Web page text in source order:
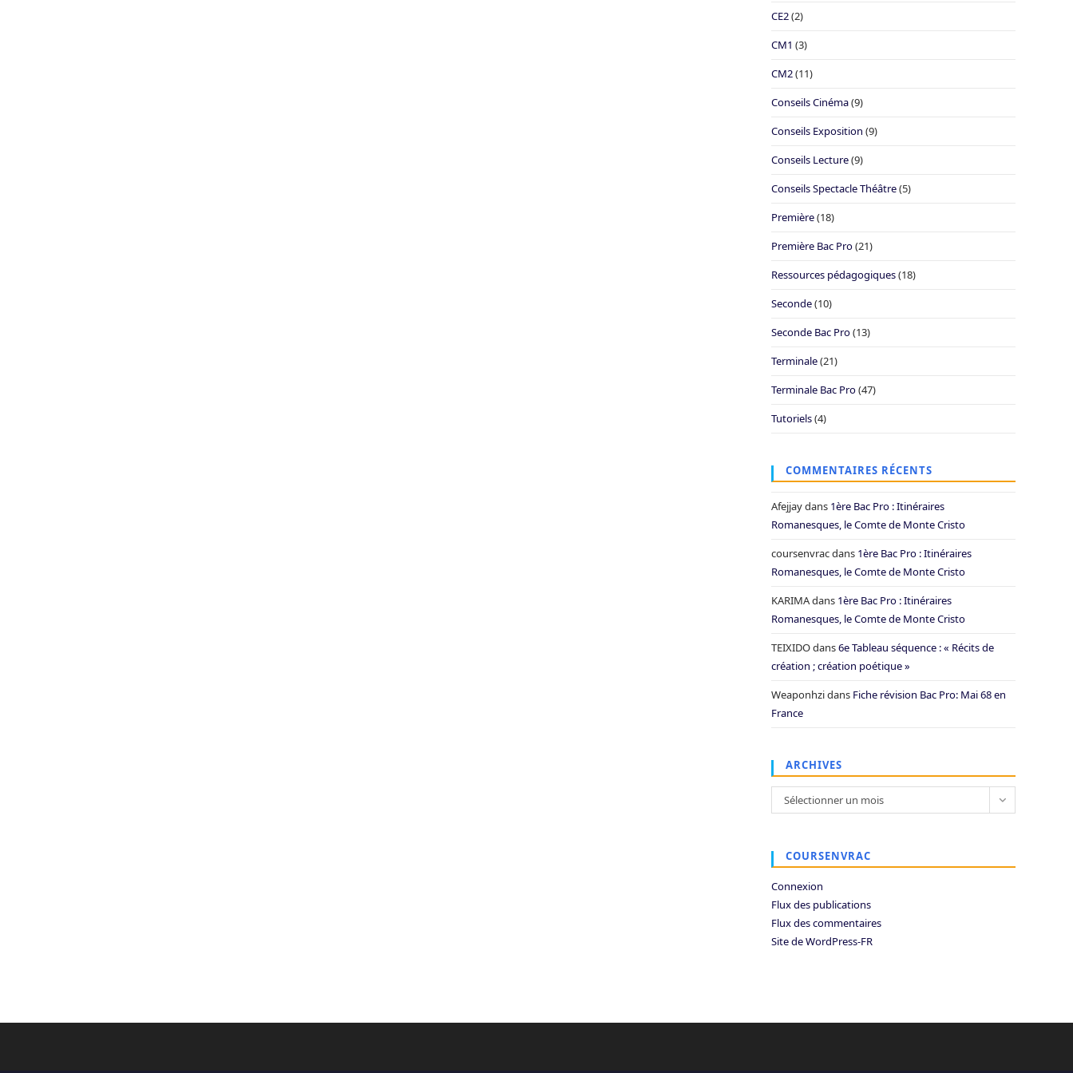
CE2(2)
CM1 (3)
CM2(11)
Conseils Cinéma(9)
Conseils Exposition (9)
Conseils Lecture(9)
Conseils Spectacle Théâtre(5)
Première(18)
Première Bac Pro(21)
Ressources pédagogiques(18)
Seconde(10)
Seconde Bac Pro(13)
Terminale(21)
Terminale Bac Pro(47)
Tutoriels(4)
COMMENTAIRES RÉCENTS
Afejjaydans 1ère Bac Pro : Itinéraires
Romanesques, le Comte de Monte Cristo
coursenvracdans 1ère Bac Pro : Itinéraires
Romanesques, le Comte de Monte Cristo
KARIMAdans 1ère Bac Pro : Itinéraires
Romanesques, le Comte de Monte Cristo
TEIXIDOdans6e Tableau séquence : « Récits de
création ; création poétique »
Weaponhzidans Fiche révision Bac Pro: Mai 68 en
France
ARCHIVES
Archives
Sélectionner un mois
COURSENVRAC
Connexion
Flux des publications
Flux des commentaires
Site de WordPress-FR